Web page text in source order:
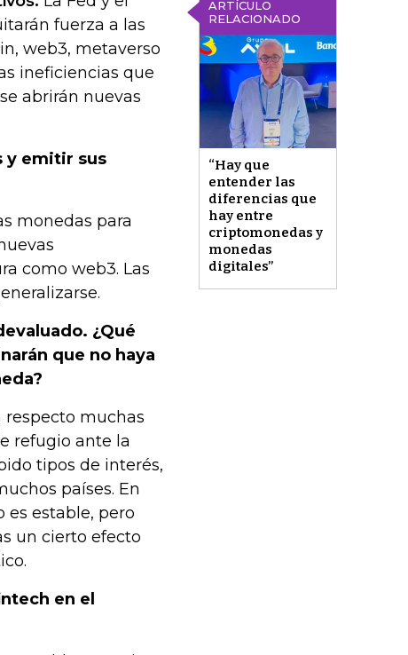
ARTÍCULO
RELACIONADO
“Hay que
entender las
diferencias que
hay entre
criptomonedas y
monedas
digitales”
fuerza a las
web3, metaverso
ineficiencias que
abrirán nuevas
y emitir sus
monedas para
como web3. Las
¿Qué
que no haya
respecto muchas
refugio ante la
tipos de interés,
países. En
es estable, pero
un cierto efecto
en el